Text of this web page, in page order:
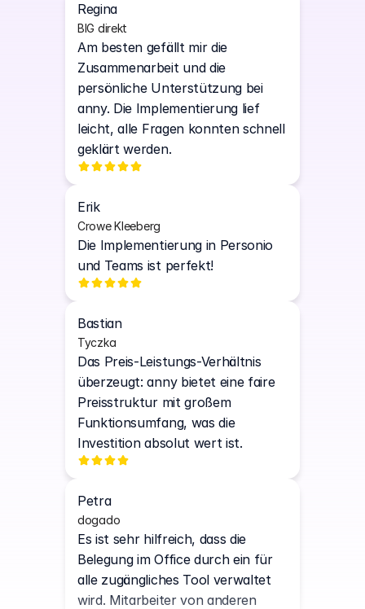
Regina
BIG direkt
Am besten gefällt mir die
Zusammenarbeit und die
persönliche Unterstützung bei
anny. Die Implementierung lief
leicht, alle Fragen konnten schnell
geklärt werden.
Erik
Crowe Kleeberg
Die Implementierung in Personio
und Teams ist perfekt!
Bastian
Tyczka
Das Preis-Leistungs-Verhältnis
überzeugt: anny bietet eine faire
Preisstruktur mit großem
Funktionsumfang, was die
Investition absolut wert ist.
Petra
dogado
Es ist sehr hilfreich, dass die
Belegung im Office durch ein für
alle zugängliches Tool verwaltet
wird. Mitarbeiter von anderen